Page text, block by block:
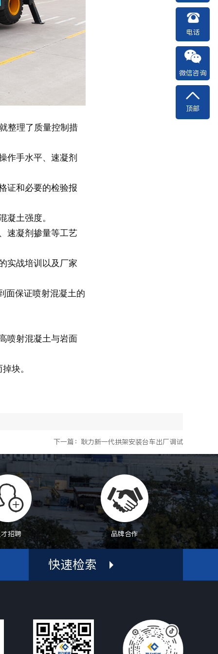
整理了质量控制措
作手水平、速凝剂
证和必要的检验报
凝土强度。
速凝剂掺量等工艺
实战培训以及厂家
面保证喷射混凝土的
喷射混凝土与岩面
块。
下一篇：耿力新一代拱架安装台车出厂调试
招聘 品牌合作
快速检索
电话
微信咨询
顶部